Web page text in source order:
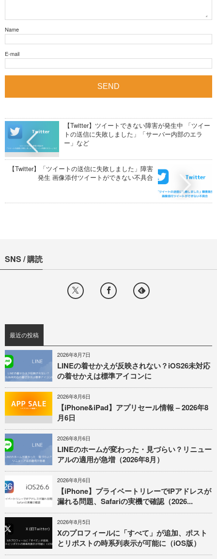
Name
E-mail
【Twitter】ツイートできない障害が発生中 「ツイー
トの送信に失敗しました」「サーバー内部のエラ
ー」など
【Twitter】「ツイートの送信に失敗しました」障害
発生 画像添付ツイートができない不具合
SNS / 購読
最近の投稿
2026年8月7日
LINEの着せかえが反映されない？iOS26未対応
の着せかえは標準アイコンに
2026年8月6日
【iPhone&iPad】アプリセール情報 – 2026年8
月6日
2026年8月6日
LINEのホームが変わった・見づらい？リニュー
アルの適用が急増（2026年8月）
2026年8月6日
【iPhone】プライベートリレーでIPアドレスが
漏れる問題、Safariの実機で確認（2026...
2026年8月5日
Xのプロフィールに「すべて」が追加、ポスト
とリポストの時系列表示が可能に（iOS版）